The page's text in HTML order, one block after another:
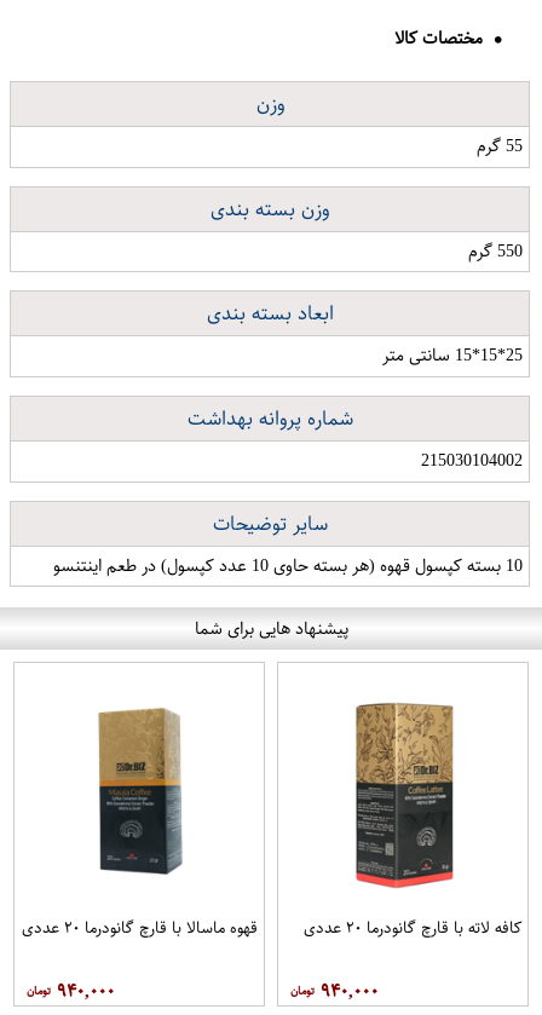
مختصات کالا
وزن
55 گرم
وزن بسته بندی
550 گرم
ابعاد بسته بندی
25*15*15 سانتی متر
شماره پروانه بهداشت
215030104002
سایر توضیحات
10 بسته کپسول قهوه (هر بسته حاوی 10 عدد کپسول) در طعم اینتنسو
پیشنهاد هایی برای شما
کافه لاته با قارچ گانودرما ۲۰ عددی
۹۴۰,۰۰۰
قهوه ماسالا با قارچ گانودرما ۲۰ عددی
۹۴۰,۰۰۰